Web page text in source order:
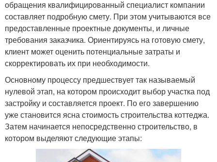
обращения квалифицированный специалист компании
составляет подробную смету. При этом учитываются все
предоставленные проектные документы, и личные
требования заказчика. Ориентируясь на готовую смету,
клиент может оценить потенциальные затраты и
скорректировать их при необходимости.
Основному процессу предшествует так называемый
нулевой этап, на котором происходит выбор участка под
застройку и составляется проект. По его завершению
уже становится ясна стоимость строительства коттеджа.
Затем начинается непосредственно строительство, в
котором выделяют следующие этапы: